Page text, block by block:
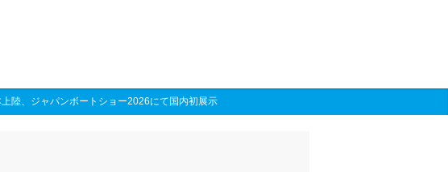
陸、ジャパンボートショー2026にて国内初展示